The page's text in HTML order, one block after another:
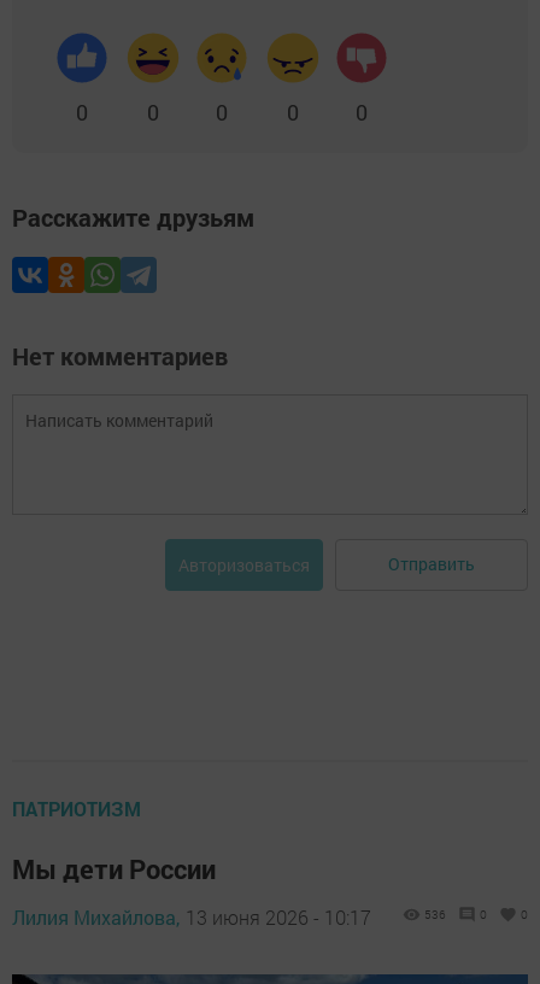
0 0 0 0 0
Расскажите друзьям
Нет комментариев
Авторизоваться Отправить
ПАТРИОТИЗМ
Мы дети России
Лилия Михайлова, 13 июня 2026 - 10:17 536 0 0